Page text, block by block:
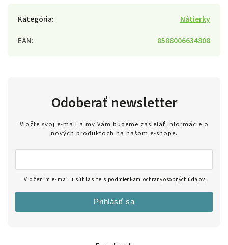
Kategória:
Nátierky
EAN: 8588006634808
Odoberať newsletter
Vložte svoj e-mail a my Vám budeme zasielať informácie o
nových produktoch na našom e-shope.
Vložením e-mailu súhlasíte s podmienkami ochrany osobných údajov
Prihlásiť sa